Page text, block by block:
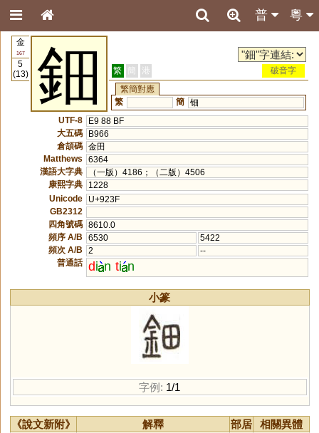
粵
普
金
167
5
(13)
鈿 繁 簡 港
破音字
繁簡對應
繁
簡 钿
UTF-8
E9 88 BF
大五碼
B966
倉頡碼 金田
Matthews
6364
漢語大字典
（一版）4186；（二版）4506
康熙字典
1228
Unicode
U+923F
GB2312
四角號碼 8610.0
頻序 A/B
6530
5422
頻次 A/B
2
--
普通話 di n ti n
小篆
字例: 1/1
《說文新附》 解釋 部居
相關異體